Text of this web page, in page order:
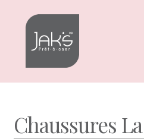
Aller
navigation
Aller
contenu
Chaussures